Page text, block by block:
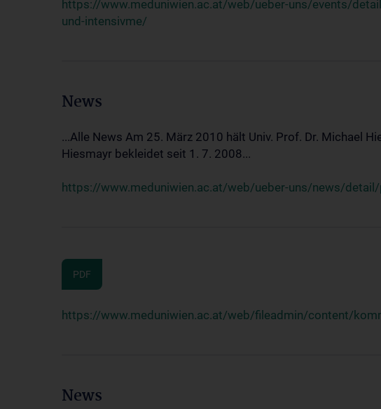
https://www.meduniwien.ac.at/web/ueber-uns/events/
und-intensivme/
News
...Alle News Am 25. März 2010 hält Univ. Prof. Dr. Michael
Hiesmayr bekleidet seit 1. 7. 2008...
https://www.meduniwien.ac.at/web/ueber-uns/news/
PDF
https://www.meduniwien.ac.at/web/fileadmin/content/
News